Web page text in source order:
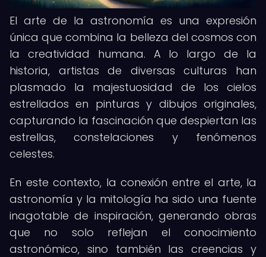
El arte de la astronomía es una expresión
única que combina la belleza del cosmos con
la creatividad humana. A lo largo de la
historia, artistas de diversas culturas han
plasmado la majestuosidad de los cielos
estrellados en pinturas y dibujos originales,
capturando la fascinación que despiertan las
estrellas, constelaciones y fenómenos
celestes.
En este contexto, la conexión entre el arte, la
astronomía y la mitología ha sido una fuente
inagotable de inspiración, generando obras
que no solo reflejan el conocimiento
astronómico, sino también las creencias y